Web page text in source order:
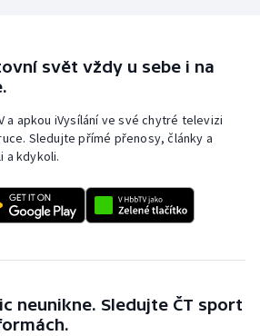
svět vždy u sebe i na
a apkou iVysílání ve své chytré televizi
Sledujte přímé přenosy, články a
a kdykoli.
neunikne. Sledujte ČT sport